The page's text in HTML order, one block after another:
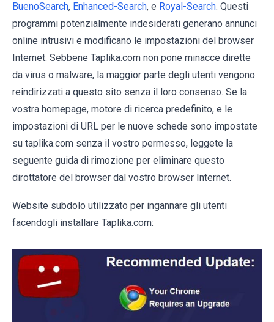
BuenoSearch, Enhanced-Search, e Royal-Search. Questi
programmi potenzialmente indesiderati generano annunci
online intrusivi e modificano le impostazioni del browser
Internet. Sebbene Taplika.com non pone minacce dirette
da virus o malware, la maggior parte degli utenti vengono
reindirizzati a questo sito senza il loro consenso. Se la
vostra homepage, motore di ricerca predefinito, e le
impostazioni di URL per le nuove schede sono impostate
su taplika.com senza il vostro permesso, leggete la
seguente guida di rimozione per eliminare questo
dirottatore del browser dal vostro browser Internet.
Website subdolo utilizzato per ingannare gli utenti
facendogli installare Taplika.com: